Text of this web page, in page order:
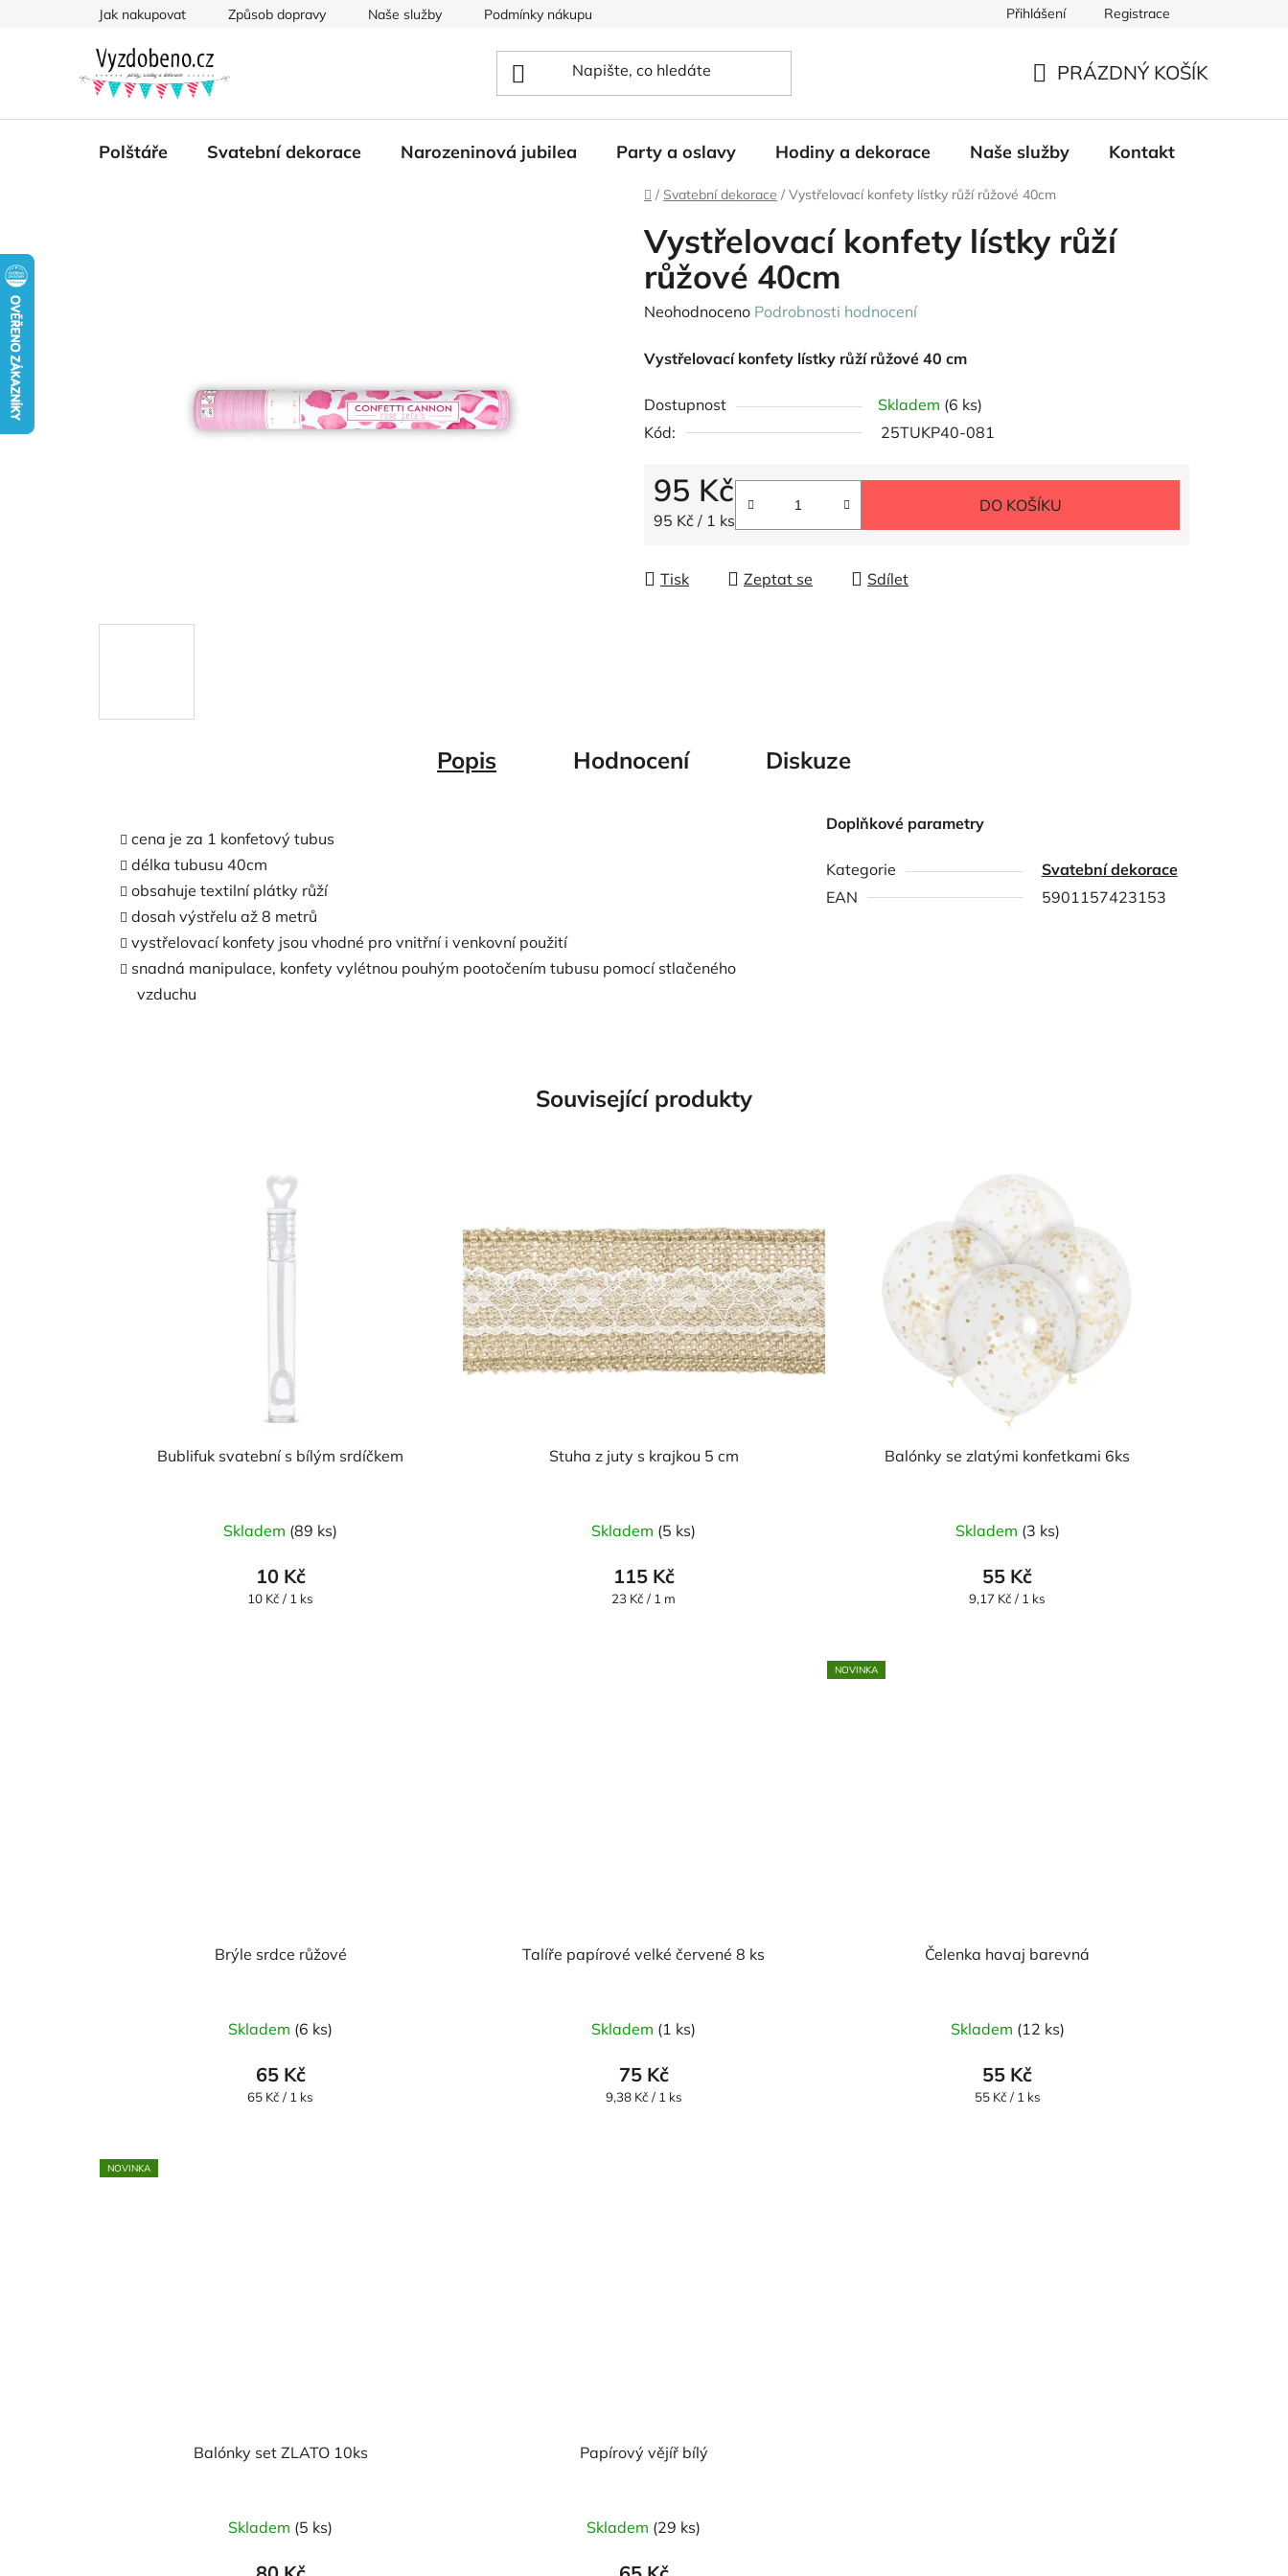
Jak nakupovat Způsob dopravy Naše služby Podmínky nákupu Přihlášení Registrace
KOŠÍK
PRÁZDNÝ KOŠÍK
Polštáře Svatební dekorace Narozeninová jubilea Party a oslavy Hodiny a dekorace Naše služby Kontakt
Domů
/ Svatební dekorace / Vystřelovací konfety lístky růží růžové 40cm
Vystřelovací konfety lístky růží
růžové 40cm
Průměrné
produktu
0,0
z
hvězdiček.
Neohodnoceno Podrobnosti hodnocení
Vystřelovací konfety lístky růží růžové 40 cm
Dostupnost Skladem (6 ks)
Kód:
25TUKP40-081
95 Kč
Měrná cena:
95 Kč / 1 ks
DO KOŠÍKU
Tisk Zeptat se Sdílet
Popis Hodnocení Diskuze
cena je za 1 konfetový tubus
délka tubusu 40cm
obsahuje textilní plátky růží
dosah výstřelu až 8 metrů
vystřelovací konfety jsou vhodné pro vnitřní i venkovní použití
snadná manipulace, konfety vylétnou pouhým pootočením tubusu pomocí stlačeného
vzduchu
Doplňkové parametry
Kategorie
Svatební dekorace
EAN
5901157423153
Související produkty
Bublifuk svatební s bílým srdíčkem
hodnocení
produktu
je
Skladem (89 ks)
10 Kč
Měrná
10 Kč / 1 ks
Stuha z juty s krajkou 5 cm
hodnocení
produktu
je
Skladem (5 ks)
115 Kč
Měrná
23 Kč / 1 m
Balónky se zlatými konfetkami 6ks
hodnocení
produktu
je
Skladem (3 ks)
55 Kč
Měrná
9,17 Kč / 1 ks
Brýle srdce růžové
Skladem (6 ks)
65 Kč
Měrná
65 Kč / 1 ks
Talíře papírové velké červené 8 ks
Skladem (1 ks)
75 Kč
Měrná
9,38 Kč / 1 ks
NOVINKA
Čelenka havaj barevná
Skladem (12 ks)
55 Kč
Měrná
55 Kč / 1 ks
NOVINKA
Balónky set ZLATO 10ks
Skladem (5 ks)
Papírový vějíř bílý
Skladem (29 ks)